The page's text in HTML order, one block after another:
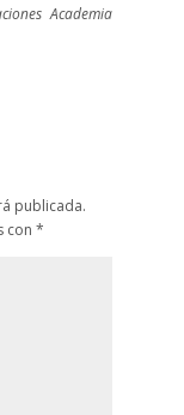
Academia
publicada.
con *